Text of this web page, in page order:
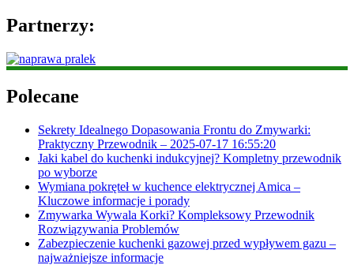
Partnerzy:
Polecane
Sekrety Idealnego Dopasowania Frontu do Zmywarki:
Praktyczny Przewodnik – 2025-07-17 16:55:20
Jaki kabel do kuchenki indukcyjnej? Kompletny przewodnik
po wyborze
Wymiana pokręteł w kuchence elektrycznej Amica –
Kluczowe informacje i porady
Zmywarka Wywala Korki? Kompleksowy Przewodnik
Rozwiązywania Problemów
Zabezpieczenie kuchenki gazowej przed wypływem gazu –
najważniejsze informacje